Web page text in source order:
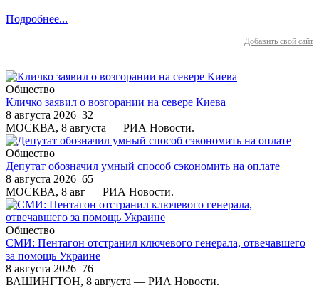
Подробнее...
Добавить свой сайт
Общество
Кличко заявил о возгорании на севере Киева
8 августа 2026 32
МОСКВА, 8 августа — РИА Новости.
Общество
Депутат обозначил умный способ сэкономить на оплате
8 августа 2026 65
МОСКВА, 8 авг — РИА Новости.
Общество
СМИ: Пентагон отстранил ключевого генерала, отвечавшего
за помощь Украине
8 августа 2026 76
ВАШИНГТОН, 8 августа — РИА Новости.